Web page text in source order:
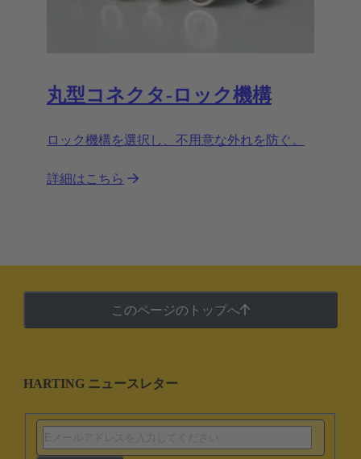
丸型コネクタ‐ロック機構
ロック機構を選択し、不用意な外れを防ぐ。
詳細はこちら
このページのトップへ
HARTING ニュースレター